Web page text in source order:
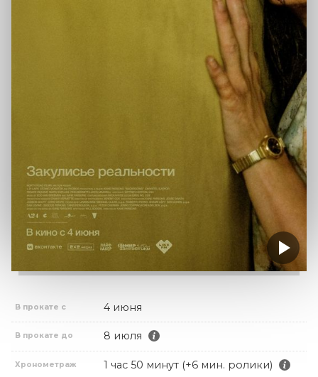
В прокате с 4 июня
В прокате до 8 июля
Хронометраж 1 час 50 минут (+6 мин. ролики)